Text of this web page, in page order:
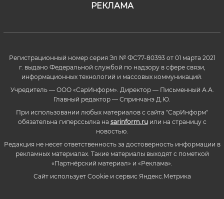
РЕКЛАМА
Регистрационный номер серия Эл № ФС77-80393 от 01 марта 2021
г. выдано Федеральной службой по надзору в сфере связи,
информационных технологий и массовых коммуникаций.
Учредитель — ООО «СарИнформ». Директор — Письменный А.А.
Главный редактор — Спринчанэ Д.Ю.
При использовании любых материалов с сайта "СарИнформ"
обязательна гиперссылка на sarinform.ruили на страницу с
новостью.
Редакция не несет ответственность за достоверность информации в
рекламных материалах. Такие материалы выходят с пометкой
«Партнёрский материал» и «Реклама».
Сайт использует Cookie и сервиc Яндекс.Метрика